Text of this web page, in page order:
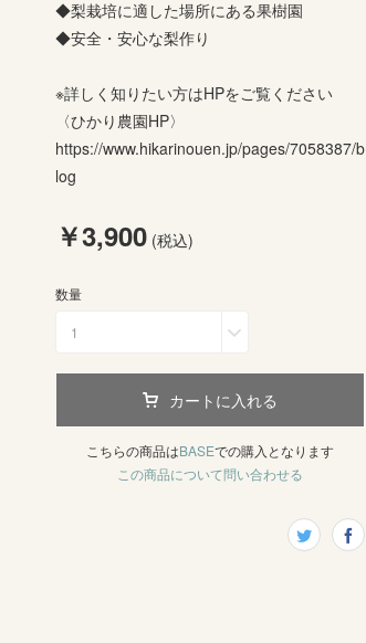
◆梨栽培に適した場所にある果樹園
◆安全・安心な梨作り
※詳しく知りたい方はHPをご覧ください
〈ひかり農園HP〉
https://www.hikarinouen.jp/pages/7058387/b
log
￥3,900 (税込)
数量
1
カートに入れる
こちらの商品はBASEでの購入となります
この商品について問い合わせる